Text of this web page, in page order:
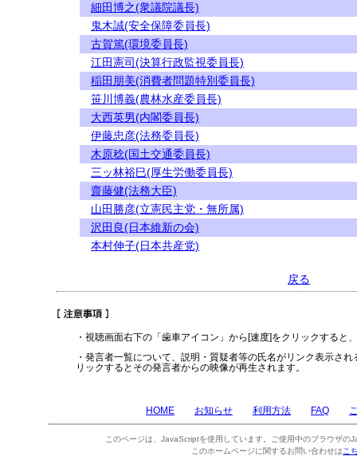
細田博之(衆議院議長)
鬼木誠(安全保障委員長)
古賀篤(環境委員長)
江田憲司(決算行政監視委員長)
稲田朋美(消費者問題特別委員長)
笹川博義(農林水産委員長)
大西英男(内閣委員長)
伊藤忠彦(法務委員長)
木原稔(国土交通委員長)
三ッ林裕巳(厚生労働委員長)
齋藤健(法務大臣)
山田勝彦(立憲民主党・無所属)
沢田良(日本維新の会)
本村伸子(日本共産党)
戻る
・視聴画面右下の「歯車アイコン」から[速度]をクリックすると
・発言者一覧について、説明・質疑者等の氏名がリンク表示さ
リックするとその発言者からの映像が再生されます。
HOME お知らせ 利用方法 FAQ
このページは、JavaScriptを使用しています。ご使用中のブラウザの
このホームページに関するお問い合わせは こ